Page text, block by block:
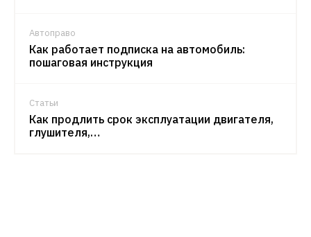
Автоправо
Как работает подписка на автомобиль:
пошаговая инструкция
Статьи
Как продлить срок эксплуатации двигателя,
глушителя,…